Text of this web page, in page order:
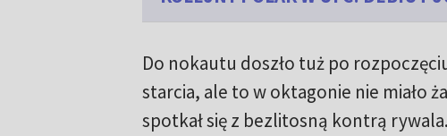
Do nokautu doszło tuż po
starcia, ale to w oktagonie nie miało
spotkał się z bezlitosną kontrą